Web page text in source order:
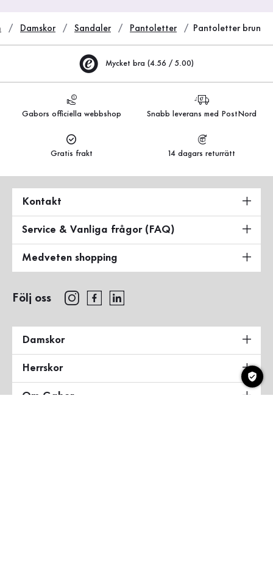
Damskor Sandaler Pantoletter Pantoletter brun
Mycket bra (4.56 / 5.00)
Gabors officiella webbshop Snabb leverans med PostNord
Gratis frakt 14 dagars returrätt
Kontakt
Service & Vanliga frågor (FAQ)
Medveten shopping
Följ oss
Damskor
Herrskor
Om Gabor